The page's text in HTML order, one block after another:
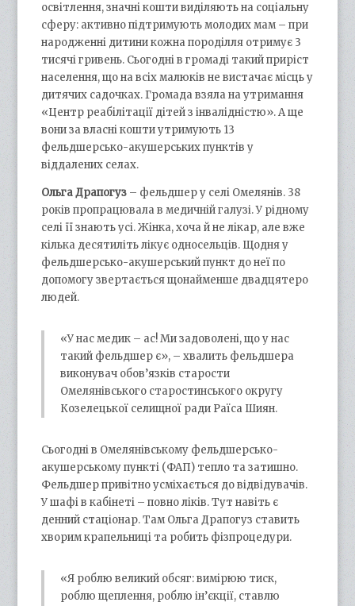
освітлення, значні кошти виділяють на соціальну
сферу: активно підтримують молодих мам – при
народженні дитини кожна породілля отримує 3
тисячі гривень. Сьогодні в громаді такий приріст
населення, що на всіх малюків не вистачає місць у
дитячих садочках. Громада взяла на утримання
«Центр реабілітації дітей з інвалідністю». А ще
вони за власні кошти утримують 13
фельдшерсько-акушерських пунктів у
віддалених селах.
Ольга Драпогуз – фельдшер у селі Омелянів. 38
років пропрацювала в медичній галузі. У рідному
селі її знають усі. Жінка, хоча й не лікар, але вже
кілька десятиліть лікує односельців. Щодня у
фельдшерсько-акушерський пункт до неї по
допомогу звертається щонайменше двадцятеро
людей.
«У нас медик – ас! Ми задоволені, що у нас
такий фельдшер є», – хвалить фельдшера
виконувач обов’язків старости
Омелянівського старостинського округу
Козелецької селищної ради Раїса Шиян.
Сьогодні в Омелянівському фельдшерсько-
акушерському пункті (ФАП) тепло та затишно.
Фельдшер привітно усміхається до відвідувачів.
У шафі в кабінеті – повно ліків. Тут навіть є
денний стаціонар. Там Ольга Драпогуз ставить
хворим крапельниці та робить фізпроцедури.
«Я роблю великий обсяг: вимірюю тиск,
роблю щеплення, роблю ін’єкції, ставлю